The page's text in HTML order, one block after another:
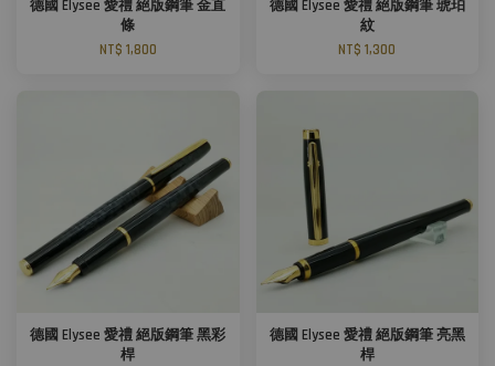
德國 Elysee 愛禮 絕版鋼筆 金直
條
NT$ 1,800
德國 Elysee 愛禮 絕版鋼筆 琥珀
紋
NT$ 1,300
德國 Elysee 愛禮 絕版鋼筆 黑彩
桿
德國 Elysee 愛禮 絕版鋼筆 亮黑
桿